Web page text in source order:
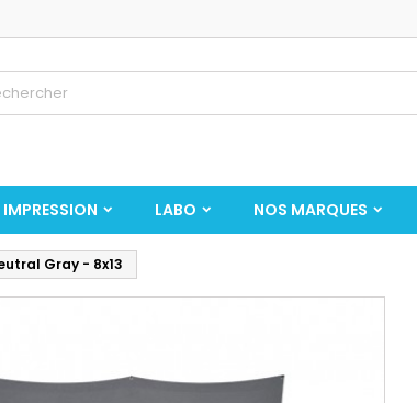
IMPRESSION LABO NOS MARQUES
Gray - 8x13